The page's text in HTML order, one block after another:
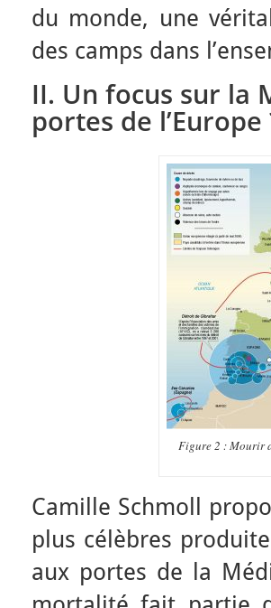
du monde, une
des camps dans
II. Un focus sur la
portes de l’Europe
Figure 2 : Mourir
Camille Schmoll
plus célèbres
aux portes de la